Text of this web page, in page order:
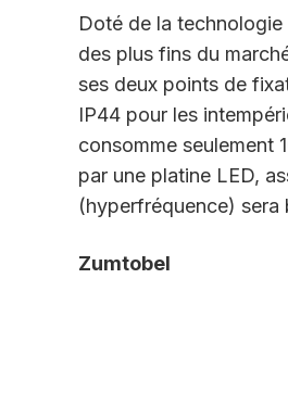
Doté de la technologie
des plus fins du
ses deux points de
IP44 pour les
consomme seulement
par une platine LED,
(hyperfréquence) sera
Zumtobel